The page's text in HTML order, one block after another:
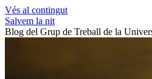
Vés al contingut
Salvem la nit
Blog del Grup de Treball de la